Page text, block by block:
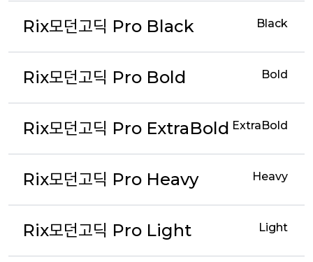
Rix모던고딕 Pro Black Black
Rix모던고딕 Pro Bold Bold
Rix모던고딕 Pro ExtraBold ExtraBold
Rix모던고딕 Pro Heavy Heavy
Rix모던고딕 Pro Light Light